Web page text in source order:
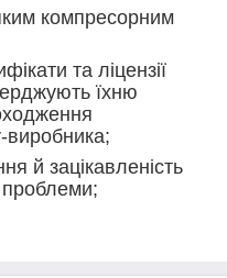
компресорним
та ліцензії
їхню
виробника;
й зацікавленість
проблеми;